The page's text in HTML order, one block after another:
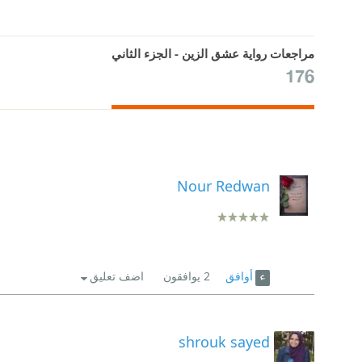
مراجعات رواية عشق الزين - الجزء الثاني
176
Nour Redwan
أوافق 2 يوافقون اضف تعليق
shrouk sayed